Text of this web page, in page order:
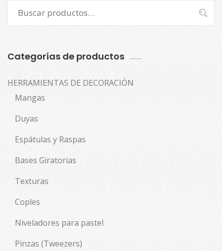
por:
Buscar
Categorías de productos
HERRAMIENTAS DE DECORACIÓN
Mangas
Duyas
Espátulas y Raspas
Bases Giratorias
Texturas
Coples
Niveladores para pastel
Pinzas (Tweezers)